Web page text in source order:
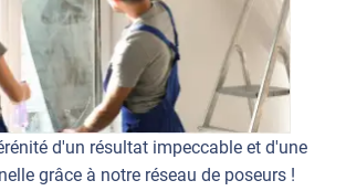
d'un résultat impeccable et d'une
grâce à notre réseau de poseurs !